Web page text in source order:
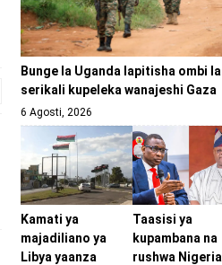
Bunge la Uganda lapitisha ombi la
serikali kupeleka wanajeshi Gaza
6 Agosti, 2026
Kamati ya
majadiliano ya
Libya yaanza
Taasisi ya
kupambana na
rushwa Nigeria